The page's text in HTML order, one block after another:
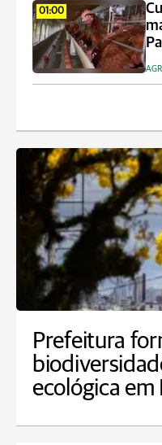
01:00
Prefeitura
ecológica em